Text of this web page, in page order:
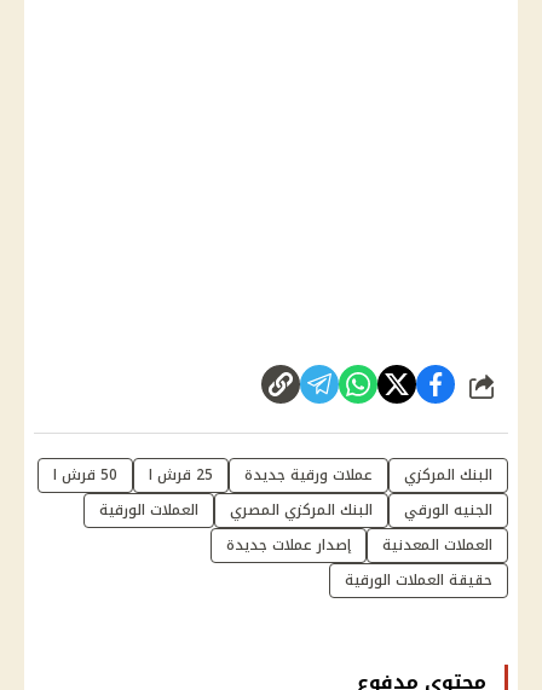
شارك
البنك المركزي عملات ورقية جديدة 25 قرش ا
50 قرش ا
الجنيه الورقي
البنك المركزي المصري
العملات الورقية
العملات المعدنية
إصدار عملات جديدة
حقيقة العملات الورقية
محتوى مدفوع